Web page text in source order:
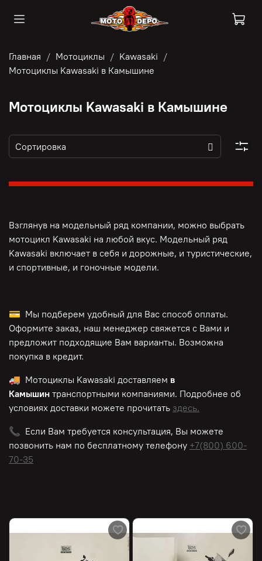
Главная Мотоциклы
Kawasaki
Мотоциклы Kawasaki в Камышине
Мотоциклы Kawasaki в Камышине
Взглянув на модельный ряд компании, можно выбрать
мотоцикл Kawasaki на любой вкус. Модельный ряд
Kawasaki включает в себя и дорожные, и туристические,
и спортивные, и гоночные модели.
💳 Мы подберем удобный для Вас способ оплаты.
Оформите заказ, наш менеджер свяжется с Вами и
предложит подходящие Вам варианты. Возможна
покупка в кредит.
🚚 Мотоциклы Kawasaki доставляем в
Камышин транспортными компаниями. Подробнее об
условиях доставки можете прочитать здесь.
📞 Если Вам требуется консультация, Вы можете
позвонить нам по бесплатному телефону +7(800) 600-
70-35